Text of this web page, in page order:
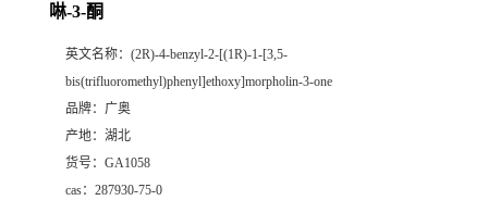
啉-3-酮
英文名称： (2R)-4-benzyl-2-[(1R)-1-[3,5-
bis(trifluoromethyl)phenyl]ethoxy]morpholin-3-one
品牌： 广奥
产地： 湖北
货号： GA1058
cas： 287930-75-0